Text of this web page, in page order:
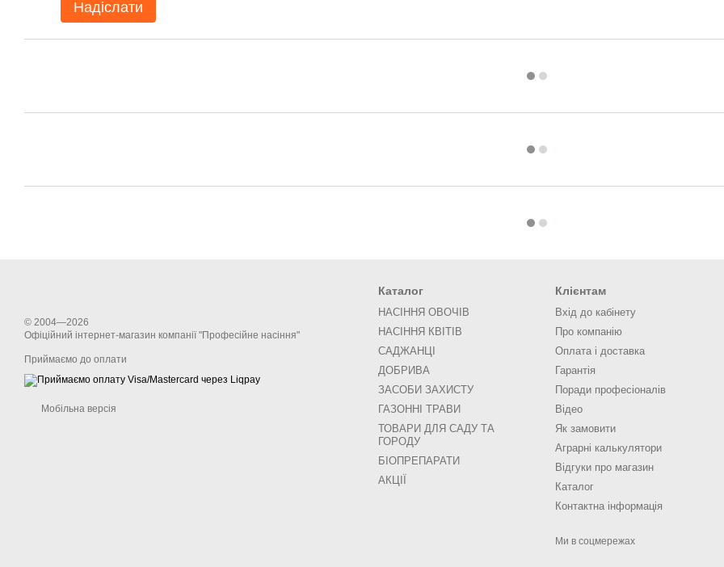
Надіслати
© 2004—2026
Офіційний інтернет-магазин компанії "Професійне насіння"
Приймаємо до оплати
Мобільна версія
Каталог
НАСІННЯ ОВОЧІВ
НАСІННЯ КВІТІВ
САДЖАНЦІ
ДОБРИВА
ЗАСОБИ ЗАХИСТУ
ГАЗОННІ ТРАВИ
ТОВАРИ ДЛЯ САДУ ТА
ГОРОДУ
БІОПРЕПАРАТИ
АКЦІЇ
Клієнтам
Вхід до кабінету
Про компанію
Оплата і доставка
Гарантія
Поради професіоналів
Відео
Як замовити
Аграрні калькулятори
Відгуки про магазин
Каталог
Контактна інформація
Ми в соцмережах